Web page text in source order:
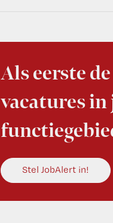
Als eerste
vacatures in
Stel JobAlert in!